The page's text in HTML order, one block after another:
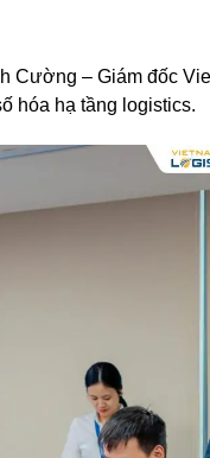
Cường – Giám đốc
hóa hạ tầng logistics.